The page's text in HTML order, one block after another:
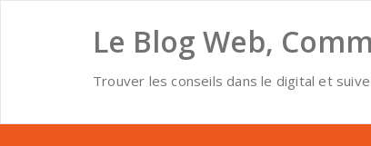
Le Blog Web,
Trouver les conseils dans le digital et